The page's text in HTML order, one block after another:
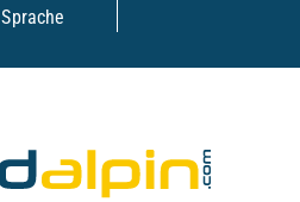
Sprache